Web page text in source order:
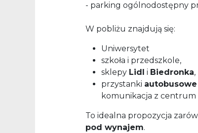
- parking ogólnodostępny
W pobliżu znajdują się:
Uniwersytet
szkoła i przedszkole,
sklepy Lidl i Biedronka,
przystanki
komunikacja z centrum
To idealna propozycja
pod wynajem.